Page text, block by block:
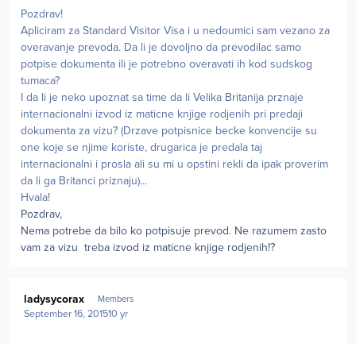
Pozdrav!
Apliciram za Standard Visitor Visa i u nedoumici sam vezano za
overavanje prevoda. Da li je dovoljno da prevodilac samo
potpise dokumenta ili je potrebno overavati ih kod sudskog
tumaca?
I da li je neko upoznat sa time da li Velika Britanija prznaje
internacionalni izvod iz maticne knjige rodjenih pri predaji
dokumenta za vizu? (Drzave potpisnice becke konvencije su
one koje se njime koriste, drugarica je predala taj
internacionalni i prosla ali su mi u opstini rekli da ipak proverim
da li ga Britanci priznaju)...
Hvala!
Pozdrav,
Nema potrebe da bilo ko potpisuje prevod. Ne razumem zasto
vam za vizu treba izvod iz maticne knjige rodjenih!?
ladysycorax Members
September 16, 201510 yr